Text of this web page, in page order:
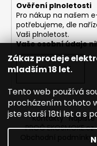
Zákaz prodeje
mladším 18 let.
Tento web používá
procházením tohoto
jste starší 18ti let a s
ASPIRE
BVC
ŽHAVÍCÍ
HLAVA
1,8OHM
43
Kč
Ověření plnoletosti
Pro nákup na našem
potřebujeme, dle
Vaši plnoletost.
Vaše osobní údaje
PŘIHLÁSIT SE
Kontakty
PROČ EKOSMOKE.cz
Obchodní podmínky